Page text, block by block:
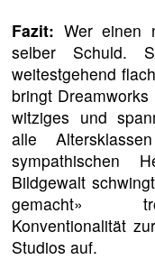
Fazit: Wer einen
selber Schuld.
weitestgehend
bringt
witziges und
alle
sympathischen
Bildgewalt
gemacht»
Konventionalität
Studios auf.